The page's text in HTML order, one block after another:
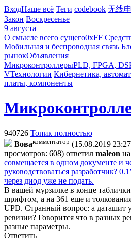
ВходНаше всё Теги codebook 无线
Закон Воскресенье
9 августа
О смысле всего сущего0xFF
Мобильная и беспроводная связь
рынокОбъявления
МикроконтроллерыPLD, FPGA,
VТехнологии Кибернетика,
платы, компоненты
940726 Топик полностью
Boвaкомментатор (15.08.2019
просмотров: 608) ответил maleon на
совмещается в одном документе и
руководствоваться разработчик?
через диод уже не подать.
В вашей мурзилке в конце
шрифтом, а на 361 еще и
UPD. Странный вопрос: а даташит
ревизии? Говорится что в разных
разные параметры.
Ответить